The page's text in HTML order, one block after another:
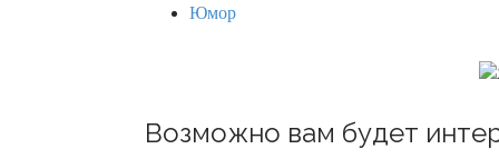
Юмор
Возможно вам будет